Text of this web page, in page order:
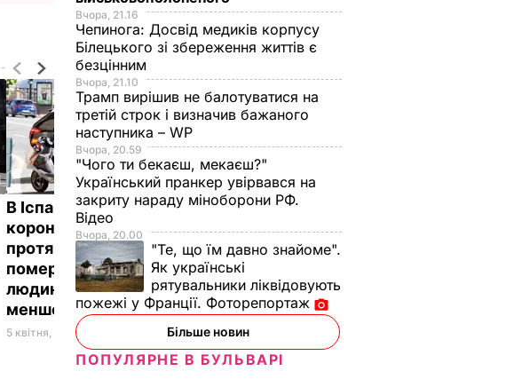
В Іспанії від
коронавірусу
протягом доби
померло 674
людини, на 135
менше, ніж учора
5 квітня, 14.11
Вчора, 21.16
Чепинога: Досвід медиків корпусу
Білецького зі збереження життів є
безцінним
Вчора, 21.10
Трамп вирішив не балотуватися на
третій строк і визначив бажаного
наступника – WP
Вчора, 20.59
"Чого ти бекаєш, мекаєш?"
Український пранкер увірвався на
закриту нараду міноборони РФ.
Відео
Вчора, 20.00
"Те, що їм давно знайоме".
Як українські
рятувальники ліквідовують
пожежі у Франції. Фоторепортаж
Більше новин
ПОПУЛЯРНЕ В БУЛЬВАРІ